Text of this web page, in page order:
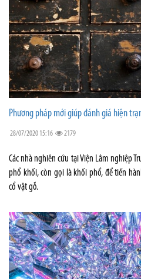
Phương pháp mới giúp đánh giá hiện
28/07/2020 15:16 2179
Các nhà nghiên cứu tại Viện Lâm nghiệp
phổ khối, còn gọi là khối phổ, để tiến
cổ vật gỗ.